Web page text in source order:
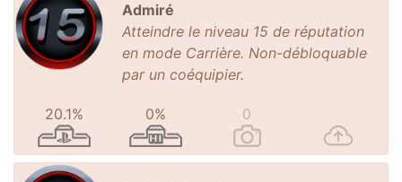
Admiré
Atteindre le niveau 15 de réputation
en mode Carrière. Non-débloquable
par un coéquipier.
20.1% 0% 0